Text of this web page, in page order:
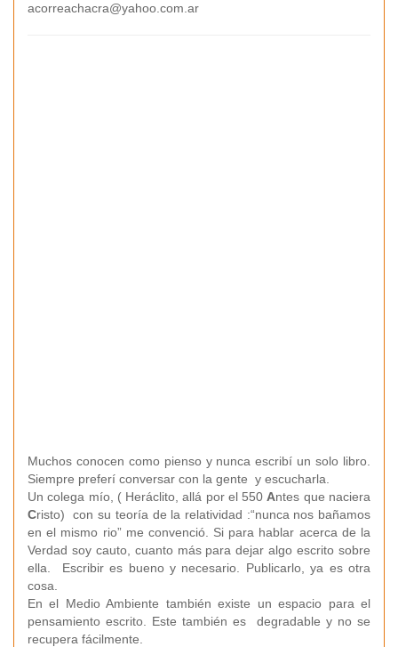
acorreachacra@yahoo.com.ar
Muchos conocen como pienso y nunca escribí un solo libro.
Siempre preferí conversar con la gente y escucharla.
Un colega mío, ( Heráclito, allá por el 550 Antes que naciera
Cristo) con su teoría de la relatividad :“nunca nos bañamos
en el mismo rio” me convenció. Si para hablar acerca de la
Verdad soy cauto, cuanto más para dejar algo escrito sobre
ella. Escribir es bueno y necesario. Publicarlo, ya es otra
cosa.
En el Medio Ambiente también existe un espacio para el
pensamiento escrito. Este también es degradable y no se
recupera fácilmente.